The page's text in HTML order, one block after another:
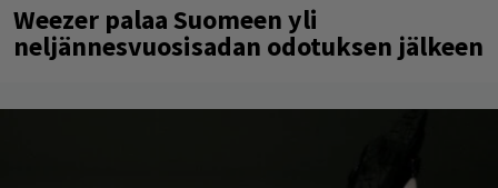
Weezer palaa Suomeen yli
neljännesvuosisadan odotuksen jälkeen